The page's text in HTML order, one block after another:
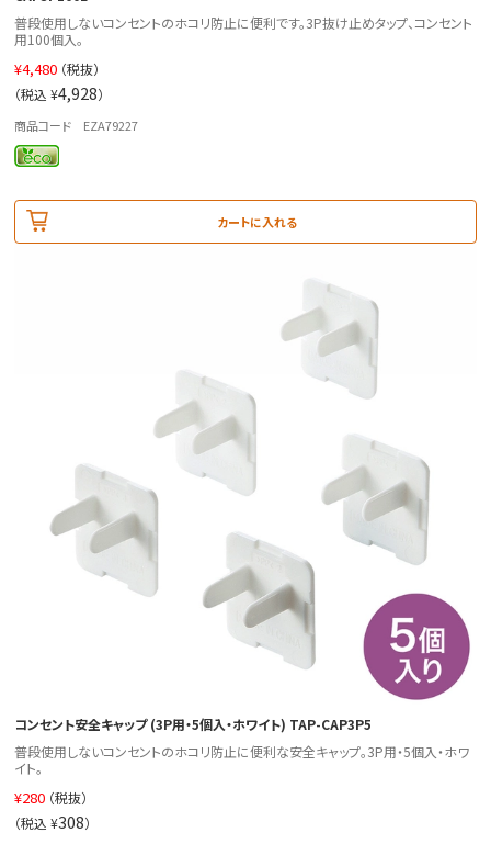
普段使用しないコンセントのホコリ防止に便利です。3P抜け止めタップ、コンセント
用100個入。
¥4,480 （税抜）
（税込 ¥4,928）
商品コード EZA79227
カートに入れる
コンセント安全キャップ (3P用・5個入・ホワイト) TAP-CAP3P5
普段使用しないコンセントのホコリ防止に便利な安全キャップ。3P用・5個入・ホワ
イト。
¥280 （税抜）
（税込 ¥308）